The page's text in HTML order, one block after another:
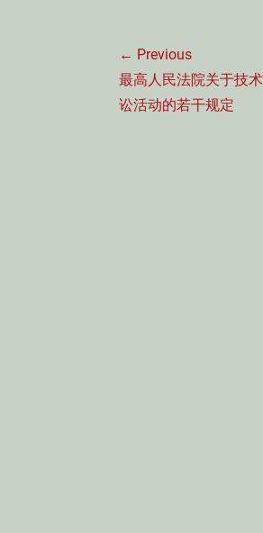
章
导
航
← Previous
Previous
post:
最高人民法院关于技
讼活动的若干规定